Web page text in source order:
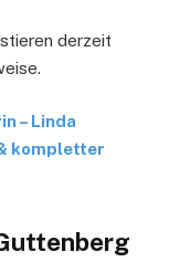
derzeit
– Linda
kompletter